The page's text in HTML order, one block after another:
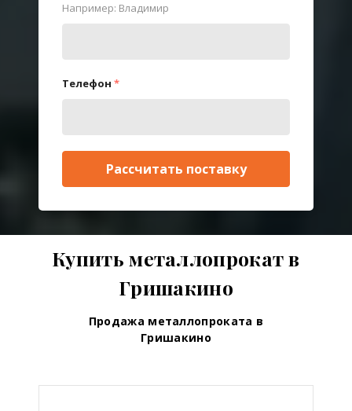
Например: Владимир
Телефон *
Рассчитать поставку
Купить металлопрокат в
Гришакино
Продажа металлопроката в
Гришакино